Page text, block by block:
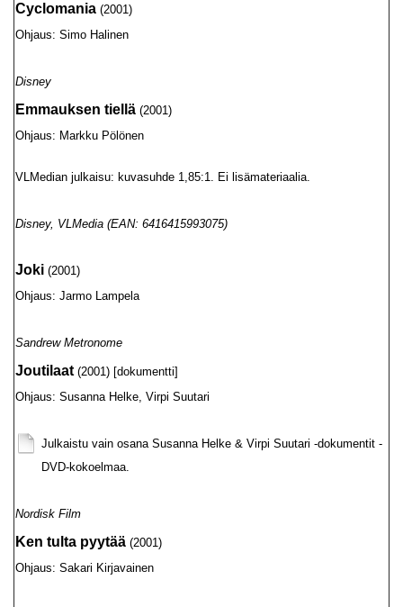
Cyclomania (2001)
Ohjaus: Simo Halinen
Disney
Emmauksen tiellä (2001)
Ohjaus: Markku Pölönen
VLMedian julkaisu: kuvasuhde 1,85:1. Ei lisämateriaalia.
Disney, VLMedia (EAN: 6416415993075)
Joki (2001)
Ohjaus: Jarmo Lampela
Sandrew Metronome
Joutilaat (2001) [dokumentti]
Ohjaus: Susanna Helke, Virpi Suutari
Julkaistu vain osana Susanna Helke & Virpi Suutari -dokumentit -
DVD-kokoelmaa.
Nordisk Film
Ken tulta pyytää (2001)
Ohjaus: Sakari Kirjavainen